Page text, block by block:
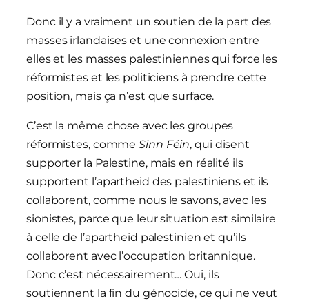
Donc il y a vraiment un soutien de la part des
masses irlandaises et une connexion entre
elles et les masses palestiniennes qui force les
réformistes et les politiciens à prendre cette
position, mais ça n’est que surface.
C’est la même chose avec les groupes
réformistes, commeSinn Féin, qui disent
supporter la Palestine, mais en réalité ils
supportent l’apartheid des palestiniens et ils
collaborent, comme nous le savons, avec les
sionistes, parce que leur situation est similaire
à celle de l’apartheid palestinien et qu’ils
collaborent avec l’occupation britannique.
Donc c’est nécessairement… Oui, ils
soutiennent la fin du génocide, ce qui ne veut